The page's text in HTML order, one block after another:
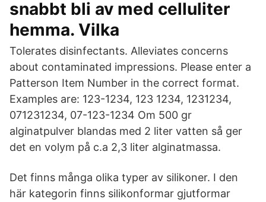
snabbt bli av med celluliter
hemma. Vilka
Tolerates disinfectants. Alleviates concerns
about contaminated impressions. Please enter a
Patterson Item Number in the correct format.
Examples are: 123-1234, 123 1234, 1231234,
071231234, 07-123-1234 Om 500 gr
alginatpulver blandas med 2 liter vatten så ger
det en volym på c.a 2,3 liter alginatmassa.
Det finns många olika typer av silikoner. I den
här kategorin finns silikonformar gjutformar